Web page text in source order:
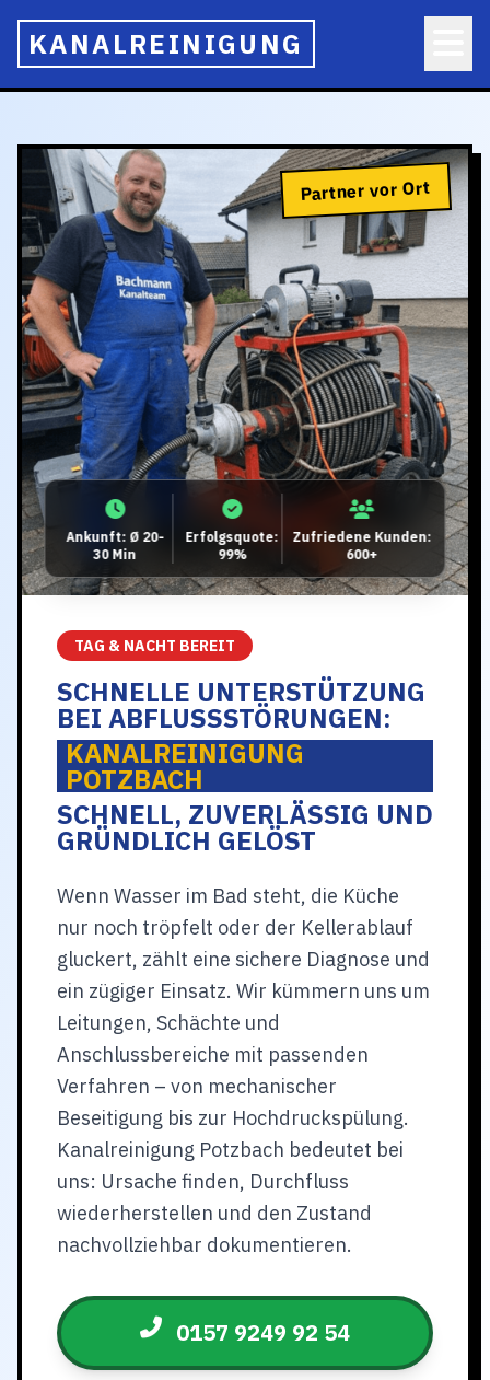
KANALREINIGUNG
Partner vor Ort
Ankunft: Ø 20-
30 Min
Erfolgsquote:
99%
Zufriedene Kunden:
600+
TAG & NACHT BEREIT
SCHNELLE UNTERSTÜTZUNG
BEI ABFLUSSSTÖRUNGEN:
KANALREINIGUNG
POTZBACH
SCHNELL, ZUVERLÄSSIG UND
GRÜNDLICH GELÖST
Wenn Wasser im Bad steht, die Küche
nur noch tröpfelt oder der Kellerablauf
gluckert, zählt eine sichere Diagnose und
ein zügiger Einsatz. Wir kümmern uns um
Leitungen, Schächte und
Anschlussbereiche mit passenden
Verfahren – von mechanischer
Beseitigung bis zur Hochdruckspülung.
Kanalreinigung Potzbach bedeutet bei
uns: Ursache finden, Durchfluss
wiederherstellen und den Zustand
nachvollziehbar dokumentieren.
0157 9249 92 54